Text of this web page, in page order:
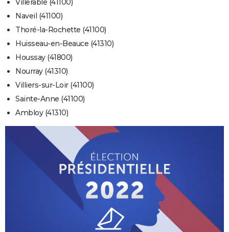
Villerable (41100)
Naveil (41100)
Thoré-la-Rochette (41100)
Huisseau-en-Beauce (41310)
Houssay (41800)
Nourray (41310)
Villiers-sur-Loir (41100)
Sainte-Anne (41100)
Ambloy (41310)